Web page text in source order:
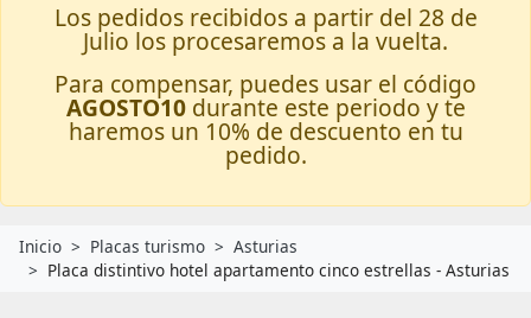
Los pedidos recibidos a partir del 28 de
Julio los procesaremos a la vuelta.
Para compensar, puedes usar el código
AGOSTO10 durante este periodo y te
haremos un 10% de descuento en tu
pedido.
Inicio Placas turismo
Asturias
Placa distintivo hotel apartamento cinco estrellas - Asturias